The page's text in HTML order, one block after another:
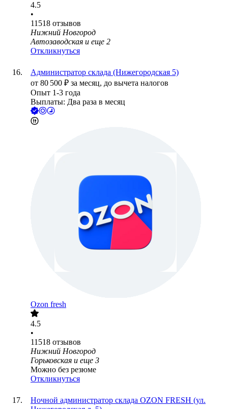
4.5
•
11518 отзывов
Нижний Новгород
Автозаводская и еще 2
Откликнуться
Администратор склада (Нижегородская 5)
от 80 500 ₽ за месяц, до вычета налогов
Опыт 1-3 года
Выплаты: Два раза в месяц
Ozon fresh
4.5
•
11518 отзывов
Нижний Новгород
Горьковская и еще 3
Можно без резюме
Откликнуться
Ночной администратор склада OZON FRESH (ул.